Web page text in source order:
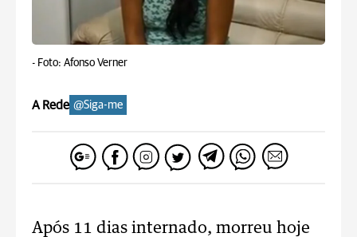
- Foto: Afonso Verner
A Rede @Siga-me
Após 11 dias internado, morreu hoje